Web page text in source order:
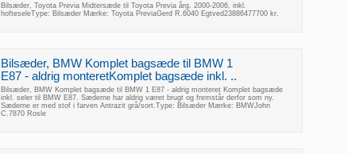
Bilsæder, Toyota Previa Midtersæde til Toyota Previa årg. 2000-2006, inkl.
hofteseleType: Bilsæder Mærke: Toyota PreviaGerd R.6040 Egtved23886477700 kr.
Bilsæder, BMW Komplet bagsæde til BMW 1
E87 - aldrig monteretKomplet bagsæde inkl. ..
Bilsæder, BMW Komplet bagsæde til BMW 1 E87 - aldrig monteret Komplet bagsæde
inkl. seler til BMW E87. Sæderne har aldrig været brugt og fremstår derfor som ny.
Sæderne er med stof i farven Antrazit grå/sort.Type: Bilsæder Mærke: BMWJohn
C.7870 Rosle